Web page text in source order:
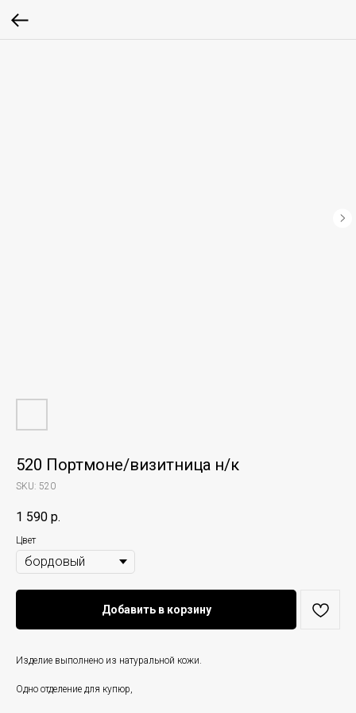
520 Портмоне/визитница н/к
SKU: 520
1 590 р.
Цвет
Добавить в корзину
Изделие выполнено из натуральной кожи.
Одно отделение для купюр,